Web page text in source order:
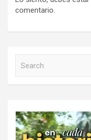
comentario.
h